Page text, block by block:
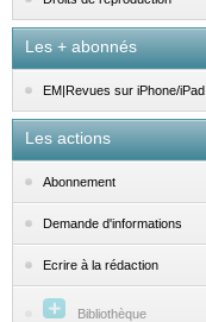
Les + abonnés
EM|Revues sur iPhone/iPad
Les actions
Abonnement
Demande d'informations
Ecrire à la rédaction
Bibliothèque